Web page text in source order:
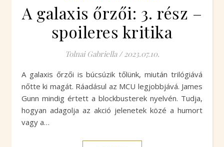
A galaxis őrzői: 3. rész –
spoileres kritika
Tolnai Gabriella / 2023.07.10.
A galaxis őrzői is búcsúzik tőlünk, miután trilógiává
nőtte ki magát. Ráadásul az MCU legjobbjává. James
Gunn mindig értett a blockbusterek nyelvén. Tudja,
hogyan adagolja az akció jelenetek közé a humort
vagy a…